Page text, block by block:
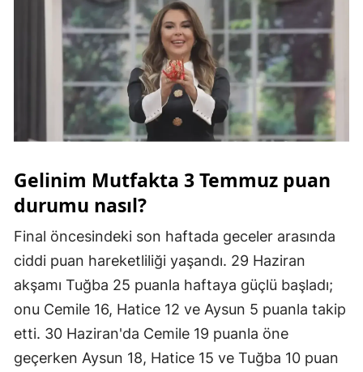
Tunceli
Şanlıurfa
Uşak
Van
Zonguldak
Bayburt
Karaman
Kırıkkale
Batman
Gelinim Mutfakta 3 Temmuz puan
durumu nasıl?
Final öncesindeki son haftada geceler arasında
ciddi puan hareketliliği yaşandı. 29 Haziran
akşamı Tuğba 25 puanla haftaya güçlü başladı;
onu Cemile 16, Hatice 12 ve Aysun 5 puanla takip
etti. 30 Haziran'da Cemile 19 puanla öne
geçerken Aysun 18, Hatice 15 ve Tuğba 10 puan